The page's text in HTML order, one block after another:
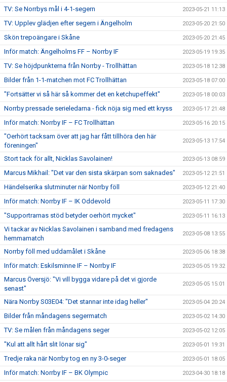
TV: Se Norrbys mål i 4-1-segern 2023-05-21 11:13
TV: Upplev glädjen efter segern i Ängelholm 2023-05-20 21:50
Skön trepoängare i Skåne 2023-05-20 21:45
Inför match: Ängelholms FF – Norrby IF 2023-05-19 19:35
TV: Se höjdpunkterna från Norrby - Trollhättan 2023-05-18 12:38
Bilder från 1-1-matchen mot FC Trollhättan 2023-05-18 07:00
"Fortsätter vi så här så kommer det en ketchupeffekt" 2023-05-18 00:03
Norrby pressade serieledarna - fick nöja sig med ett kryss 2023-05-17 21:48
Inför match: Norrby IF – FC Trollhättan 2023-05-16 20:15
"Oerhört tacksam över att jag har fått tillhöra den här
föreningen"
2023-05-13 17:54
Stort tack för allt, Nicklas Savolainen! 2023-05-13 08:59
Marcus Mikhail: "Det var den sista skärpan som saknades" 2023-05-12 21:51
Händelserika slutminuter när Norrby föll 2023-05-12 21:40
Inför match: Norrby IF – IK Oddevold 2023-05-11 17:30
"Supportrarnas stöd betyder oerhört mycket" 2023-05-11 16:13
Vi tackar av Nicklas Savolainen i samband med fredagens
hemmamatch
2023-05-08 13:55
Norrby föll med uddamålet i Skåne 2023-05-06 18:38
Inför match: Eskilsminne IF – Norrby IF 2023-05-05 19:32
Marcus Översjö: "Vi vill bygga vidare på det vi gjorde
senast"
2023-05-05 15:01
Nära Norrby S03E04: "Det stannar inte idag heller" 2023-05-04 20:24
Bilder från måndagens segermatch 2023-05-02 14:30
TV: Se målen från måndagens seger 2023-05-02 12:05
"Kul att allt hårt slit lönar sig" 2023-05-01 19:31
Tredje raka när Norrby tog en ny 3-0-seger 2023-05-01 18:05
Inför match: Norrby IF – BK Olympic 2023-04-30 18:18